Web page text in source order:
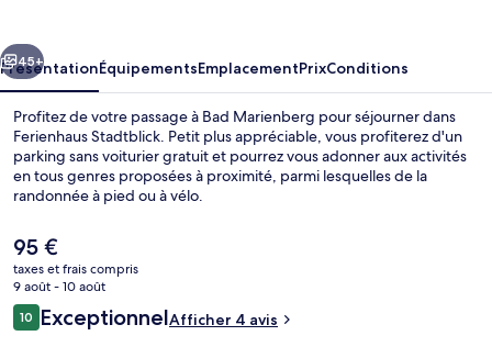
Suivant
45+
PrésentationÉquipementsEmplacementPrixConditions
Profitez de votre passage à Bad Marienberg pour séjourner dans
Ferienhaus Stadtblick. Petit plus appréciable, vous profiterez d'un
parking sans voiturier gratuit et pourrez vous adonner aux activités
en tous genres proposées à proximité, parmi lesquelles de la
randonnée à pied ou à vélo.
Le
prix
actuel
est
de
95 €
taxes et frais compris
9 août - 10 août
Avis
voyageurs
1010 sur 10
ExceptionnelAfficher 4 avis